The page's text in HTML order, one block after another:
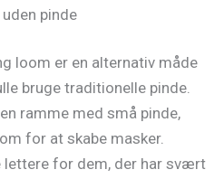
pinde
loom er en alternativ måde
bruge traditionelle pinde.
ramme med små pinde,
for at skabe masker.
lettere for dem, der har svært